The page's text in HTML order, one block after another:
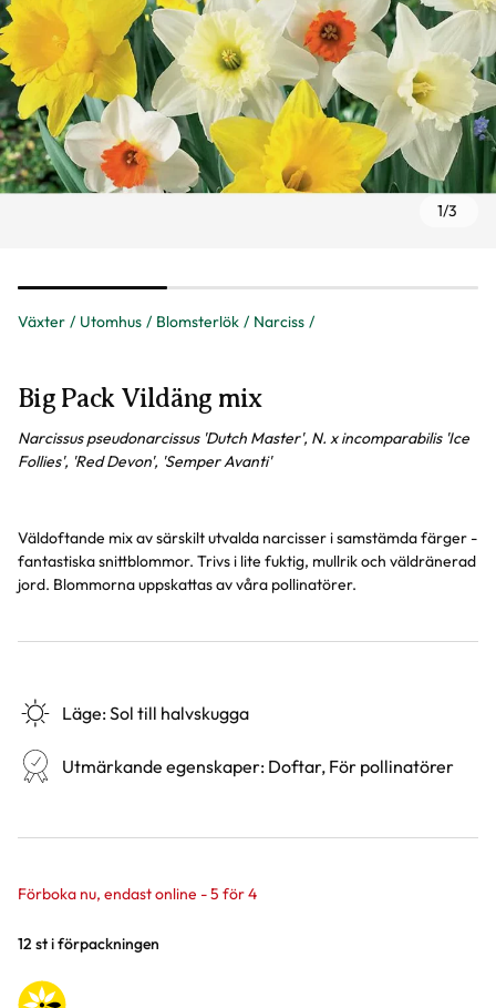
Växter Utomhus Blomsterlök Narciss
1/3
Big Pack Vildäng mix
Narcissus pseudonarcissus 'Dutch Master', N. x incomparabilis 'Ice
Follies', 'Red Devon', 'Semper Avanti'
Väldoftande mix av särskilt utvalda narcisser i samstämda färger -
fantastiska snittblommor. Trivs i lite fuktig, mullrik och väldränerad
jord. Blommorna uppskattas av våra pollinatörer.
Läge:Sol till halvskugga
Utmärkande egenskaper: Doftar, För pollinatörer
Förboka nu, endast online - 5 för 4
Varianter
12 st i förpackningen